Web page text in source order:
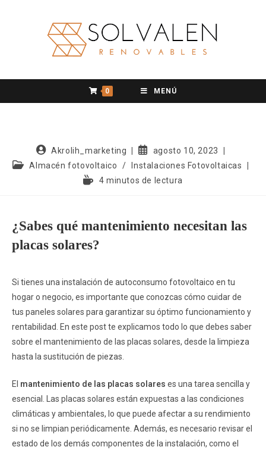
0 MENÚ
Akrolih_marketing
agosto 10, 2023
Almacén fotovoltaico
/
Instalaciones Fotovoltaicas
4 minutos de lectura
¿Sabes qué mantenimiento necesitan las
placas solares?
Si tienes una instalación de autoconsumo fotovoltaico en tu
hogar o negocio, es importante que conozcas cómo cuidar de
tus paneles solares para garantizar su óptimo funcionamiento y
rentabilidad. En este post te explicamos todo lo que debes saber
sobre el mantenimiento de las placas solares, desde la limpieza
hasta la sustitución de piezas.
El mantenimiento de las placas solares es una tarea sencilla y
esencial. Las placas solares están expuestas a las condiciones
climáticas y ambientales, lo que puede afectar a su rendimiento
si no se limpian periódicamente. Además, es necesario revisar el
estado de los demás componentes de la instalación, como el